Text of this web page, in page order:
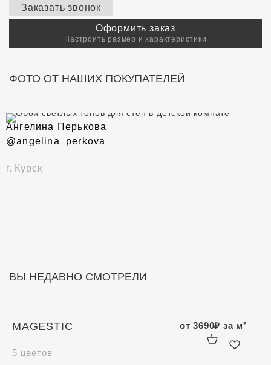
Заказать звонок
Оформить заказ
Настроить размер и характеристики
ФОТО ОТ НАШИХ ПОКУПАТЕЛЕЙ
Ангелина Перькова
@angelina_perkova
г. Курск
ВЫ НЕДАВНО СМОТРЕЛИ
MAGESTIC
5 цветов
от3690₽ за м²